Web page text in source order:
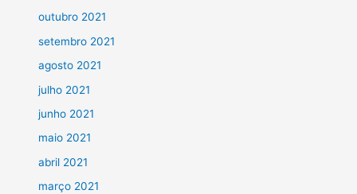
outubro 2021
setembro 2021
agosto 2021
julho 2021
junho 2021
maio 2021
abril 2021
março 2021